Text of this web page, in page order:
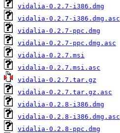
vidalia-0.2.7-i386.dmg
vidalia-0.2.7-i386.dmg.asc
vidalia-0.2.7-ppc.dmg
vidalia-0.2.7-ppc.dmg.asc
vidalia-0.2.7.msi
vidalia-0.2.7.msi.asc
vidalia-0.2.7.tar.gz
vidalia-0.2.7.tar.gz.asc
vidalia-0.2.8-i386.dmg
vidalia-0.2.8-i386.dmg.asc
vidalia-0.2.8-ppc.dmg